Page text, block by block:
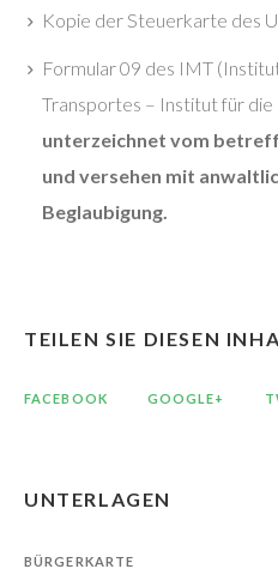
Kopie der Steuerkarte des
Formular 09 des IMT
Transportes – Institut für
unterzeichnet vom
und versehen mit
Beglaubigung.
TEILEN SIE DIESEN
FACEBOOK GOOGLE+
UNTERLAGEN
BÜRGERKARTE